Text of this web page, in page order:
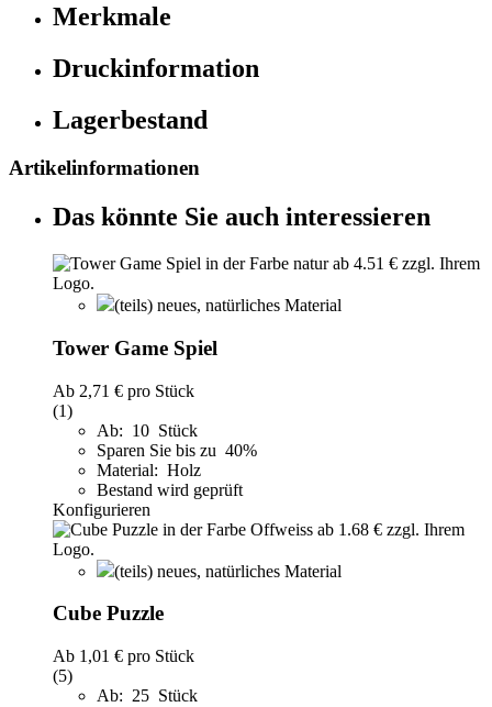
Merkmale
Druckinformation
Lagerbestand
Artikelinformationen
Das könnte Sie auch interessieren
(teils) neues, natürliches Material
Tower Game Spiel
Ab 2,71 € pro Stück
(1)
Ab: 10 Stück
Sparen Sie bis zu 40%
Material: Holz
Bestand wird geprüft
Konfigurieren
(teils) neues, natürliches Material
Cube Puzzle
Ab 1,01 € pro Stück
(5)
Ab: 25 Stück